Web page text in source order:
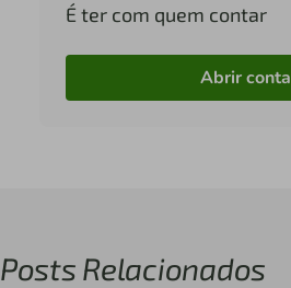
É ter com quem contar
Abrir conta
Posts Relacionados